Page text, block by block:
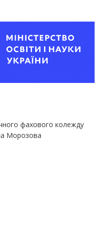
фахового колежду
Морозова